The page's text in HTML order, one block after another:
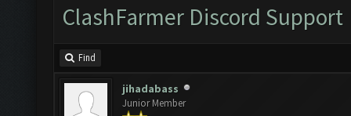
ClashFarmer Discord Support
Find
jihadabass
Junior Member